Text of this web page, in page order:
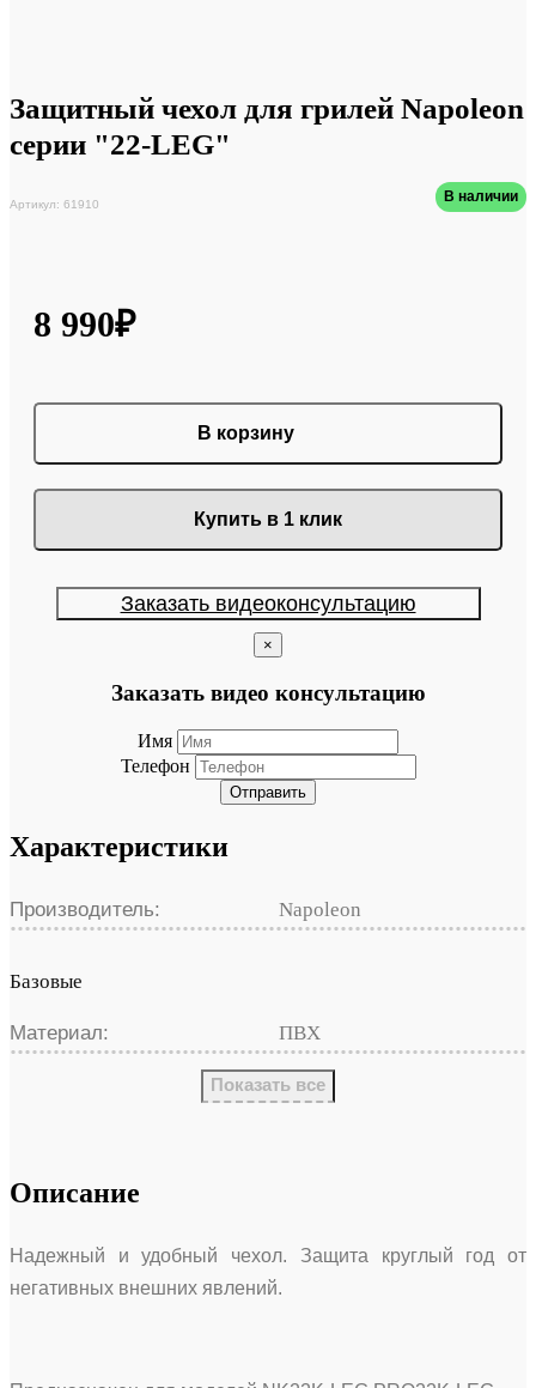
Защитный чехол для грилей Napoleon
серии "22-LEG"
Артикул: 61910 В наличии
8 990₽
В корзину
Купить в 1 клик
Заказать видеоконсультацию
×
Заказать видео консультацию
Имя
Телефон
Отправить
Характеристики
Производитель: Napoleon
Базовые
Материал: ПВХ
Показать все
Описание
Надежный и удобный чехол. Защита круглый год от
негативных внешних явлений.